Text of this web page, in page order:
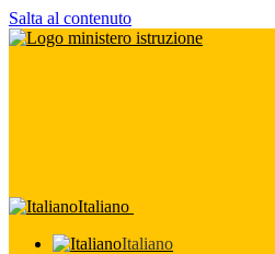
Salta al contenuto
Italiano
Italiano